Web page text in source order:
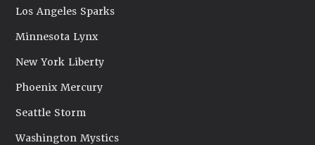
Los Angeles Sparks
Minnesota Lynx
New York Liberty
Phoenix Mercury
Seattle Storm
Washington Mystics